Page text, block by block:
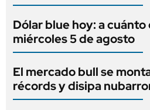
Dólar blue hoy: a
miércoles 5 de agosto
El mercado bull se
récords y disipa